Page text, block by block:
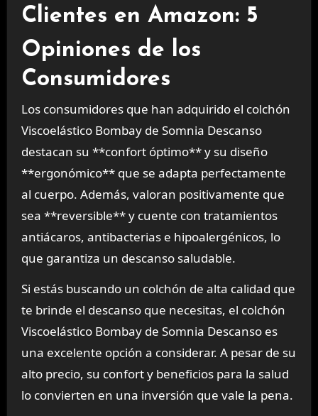
Clientes en Amazon: 5
Opiniones de los
Consumidores
Los consumidores que han adquirido el colchón
Viscoelástico Bombay de Somnia Descanso
destacan su **confort óptimo** y su diseño
**ergonómico** que se adapta perfectamente
al cuerpo. Además, valoran positivamente que
sea **reversible** y cuente con tratamientos
antiácaros, antibacterias e hipoalergénicos, lo
que garantiza un descanso saludable.
Si estás buscando un colchón de alta calidad que
te brinde el descanso que necesitas, el colchón
Viscoelástico Bombay de Somnia Descanso es
una excelente opción a considerar. A pesar de su
alto precio, su confort y beneficios para la salud
lo convierten en una inversión que vale la pena.